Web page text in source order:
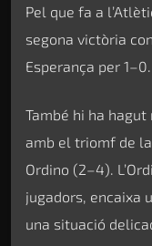
Pel que fa a
segona victòria
Esperança per 1–0.
També hi ha
amb el triomf de la
Ordino (2–4).
jugadors, encaixa
una situació